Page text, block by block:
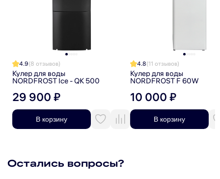
4.9(8 отзывов)
Кулер для воды
NORDFROST Ice - QK 500
29 900 ₽
В корзину
4.8(11 отзывов)
Кулер для воды
NORDFROST F 60W
10 000 ₽
В корзину
Остались вопросы?